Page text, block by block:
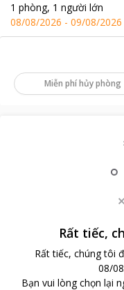
1 phòng, 1 người lớn
08/08/2026 - 09/08/2026
Miễn phí hủy phòng
Rất tiếc,
Rất tiếc, chúng tôi
08/
Bạn vui lòng chọn lại